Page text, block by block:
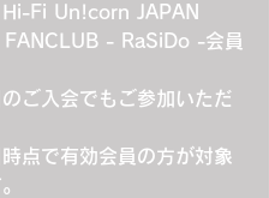
Hi-Fi Un!corn JAPAN
- RaSiDo -会員
のご入会でもご参加いただ
点で有効会員の方が対象